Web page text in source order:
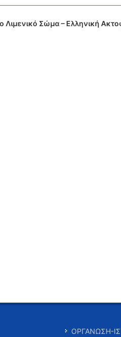
Λιμενικό Σώμα – Ελληνική
ΟΡΓΑΝΩΣΗ-